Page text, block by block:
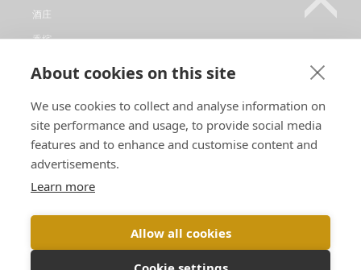
About cookies on this site
We use cookies to collect and analyse information on
site performance and usage, to provide social media
features and to enhance and customise content and
advertisements.
Learn more
Allow all cookies
酒庄
香槟
销售点
联系方式
关注我们